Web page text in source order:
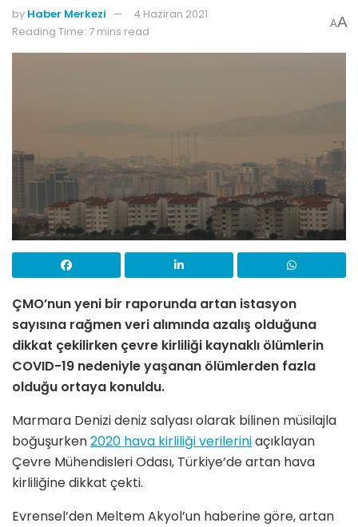
by Haber Merkezi
4 Haziran 2021
Reading Time: 7 mins read
AA
ÇMO’nun yeni bir raporunda artan istasyon
sayısına rağmen veri alımında azalış olduğuna
dikkat çekilirken çevre kirliliği kaynaklı ölümlerin
COVID-19 nedeniyle yaşanan ölümlerden fazla
olduğu ortaya konuldu.
Marmara Denizi deniz salyası olarak bilinen müsilajla
boğuşurken2020 hava kirliliği verileriniaçıklayan
Çevre Mühendisleri Odası, Türkiye’de artan hava
kirliliğine dikkat çekti.
Evrensel’den Meltem Akyol’un haberine göre, artan